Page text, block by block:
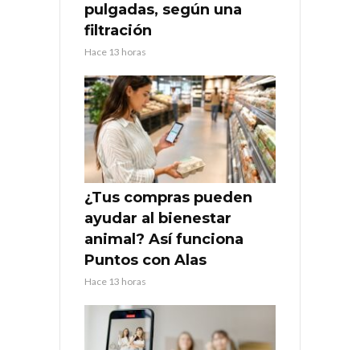
pulgadas, según una
filtración
Hace 13 horas
¿Tus compras pueden
ayudar al bienestar
animal? Así funciona
Puntos con Alas
Hace 13 horas